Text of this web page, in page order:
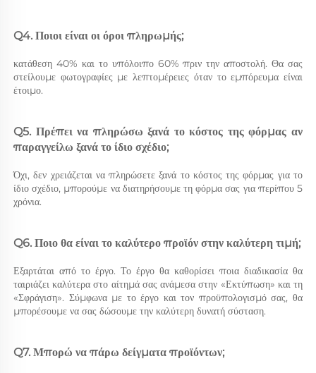
Q4. Ποιοι είναι οι όροι πληρωμής;
κατάθεση 40% και το υπόλοιπο 60% πριν την αποστολή. Θα σας
στείλουμε φωτογραφίες με λεπτομέρειες όταν το εμπόρευμα είναι
έτοιμο.
Q5. Πρέπει να πληρώσω ξανά το κόστος της φόρμας αν
παραγγείλω ξανά το ίδιο σχέδιο;
Όχι, δεν χρειάζεται να πληρώσετε ξανά το κόστος της φόρμας για το
ίδιο σχέδιο, μπορούμε να διατηρήσουμε τη φόρμα σας για περίπου 5
χρόνια.
Εξαρτάται από το έργο. Το έργο θα καθορίσει ποια διαδικασία θα
ταιριάζει καλύτερα στο αίτημά σας ανάμεσα στην «Εκτύπωση» και τη
«Σφράγιση». Σύμφωνα με το έργο και τον προϋπολογισμό σας, θα
μπορέσουμε να σας δώσουμε την καλύτερη δυνατή σύσταση.
Q7. Μπορώ να πάρω δείγματα προϊόντων;